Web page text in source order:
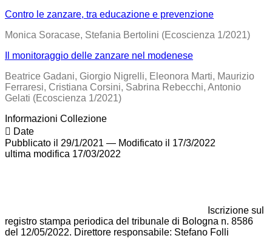
Contro le zanzare, tra educazione e prevenzione
Monica Soracase, Stefania Bertolini (Ecoscienza 1/2021)
Il monitoraggio delle zanzare nel modenese
Beatrice Gadani, Giorgio Nigrelli, Eleonora Marti, Maurizio
Ferraresi, Cristiana Corsini, Sabrina Rebecchi, Antonio
Gelati (Ecoscienza 1/2021)
Informazioni Collezione
Date
Pubblicato il 29/1/2021 — Modificato il 17/3/2022
ultima modifica 17/03/2022
Iscrizione sul
registro stampa periodica del tribunale di Bologna n. 8586
del 12/05/2022. Direttore responsabile: Stefano Folli